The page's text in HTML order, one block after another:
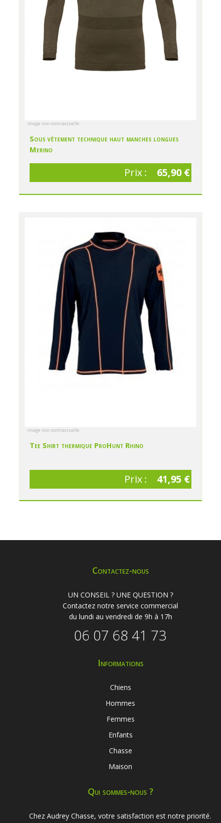
image non contractuelle
Sous vêtement technique haut manches longues
Merino
Prix : 65,90 €
image non contractuelle
Tee Shirt thermique ProHunt Rhino
Prix : 41,95 €
Contactez-nous
UN CONSEIL ? UNE QUESTION ?
Contactez notre service commercial
du lundi au vendredi de 9h à 17h
06 07 68 41 73
Informations
Chiens
Hommes
Femmes
Enfants
Chasse
Maison
Qui sommes-nous ?
Chez Audrey Chasse, votre satisfaction est notre priorité.